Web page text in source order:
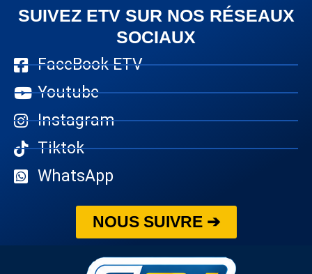
SUIVEZ ETV SUR NOS RÉSEAUX
SOCIAUX
FaceBook ETV
Youtube
Instagram
Tiktok
WhatsApp
NOUS SUIVRE ➔